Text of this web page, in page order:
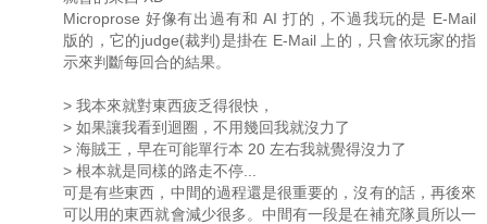
Microprose 好像有出過有和 AI 打的，不過我玩的是 E-Mail
版的，它的judge(裁判)是掛在 E-Mail 上的，只會依玩家的指
示來判斷每回合的結果。
> 我本來就對東西疲乏得很快，
> 如果讓我看到迴圈，不用幾回我就沒力了
> 海賊王，早在可能單行本 20 左右我就覺得沒力了
> 根本就是同樣的路走不停...
可是有些東西，中間的過程還是很重要的，沒有的話，再後來
可以用的東西就會減少很多。中間有一段是在補充隊員所以一